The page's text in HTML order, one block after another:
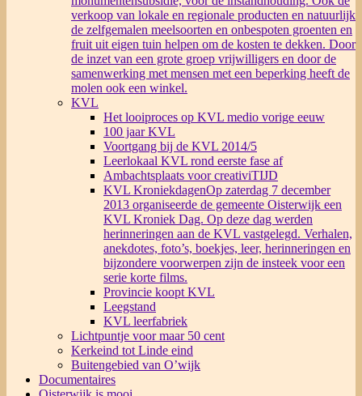
verkoop van lokale en regionale producten en natuurlijk
de zelfgemalen meelsoorten en onbespoten groenten en
fruit uit eigen tuin helpen om de kosten te dekken. Door
de inzet van een grote groep vrijwilligers en door de
samenwerking met mensen met een beperking heeft de
molen ook een winkel.
KVL
Het looiproces op KVL medio vorige eeuw
100 jaar KVL
Voortgang bij de KVL 2014/5
Leerlokaal KVL rond eerste fase af
Ambachtsplaats voor creativiTIJD
KVL KroniekdagenOp zaterdag 7 december
2013 organiseerde de gemeente Oisterwijk een
KVL Kroniek Dag. Op deze dag werden
herinneringen aan de KVL vastgelegd. Verhalen,
anekdotes, foto’s, boekjes, leer, herinneringen en
bijzondere voorwerpen zijn de insteek voor een
serie korte films.
Provincie koopt KVL
Leegstand
KVL leerfabriek
Lichtpuntje voor maar 50 cent
Kerkeind tot Linde eind
Buitengebied van O’wijk
Documentaires